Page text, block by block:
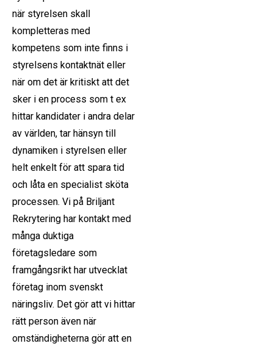
när styrelsen skall
kompletteras med
kompetens som inte finns i
styrelsens kontaktnät eller
när om det är kritiskt att det
sker i en process som t ex
hittar kandidater i andra delar
av världen, tar hänsyn till
dynamiken i styrelsen eller
helt enkelt för att spara tid
och låta en specialist sköta
processen. Vi på Briljant
Rekrytering har kontakt med
många duktiga
företagsledare som
framgångsrikt har utvecklat
företag inom svenskt
näringsliv. Det gör att vi hittar
rätt person även när
omständigheterna gör att en